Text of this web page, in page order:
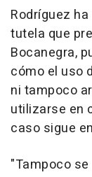
Rodríguez
tutela que
Bocanegra,
cómo el uso
ni tampoco
utilizarse en
caso sigue
"Tampoco